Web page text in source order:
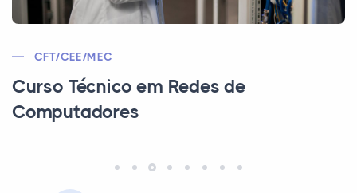
MEC/CEE/CFT
Curso Técnico em Mineração